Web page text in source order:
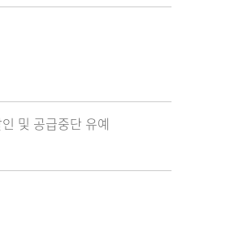
및 공급중단 유예